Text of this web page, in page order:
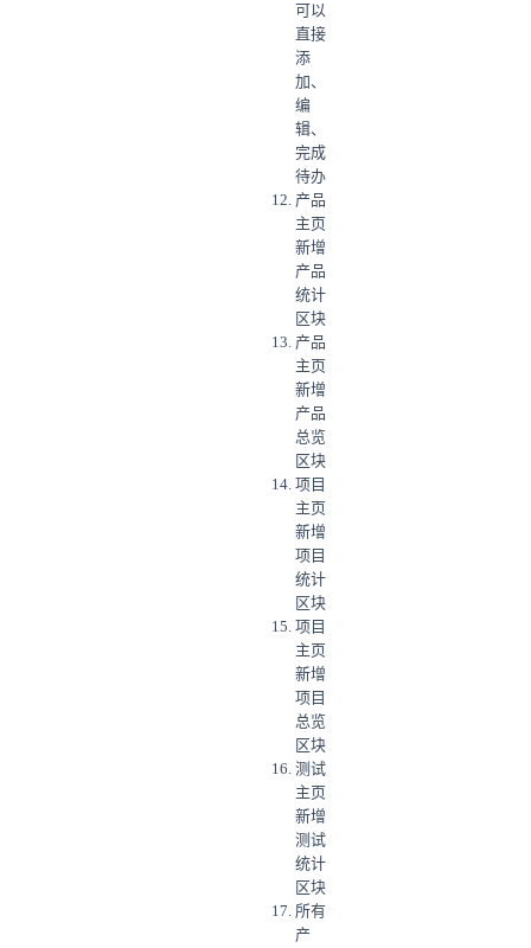
可以
直接
添
加、
编
辑、
完成
待办
产品
主页
新增
产品
统计
区块
产品
主页
新增
产品
总览
区块
项目
主页
新增
项目
统计
区块
项目
主页
新增
项目
总览
区块
测试
主页
新增
测试
统计
区块
所有
产